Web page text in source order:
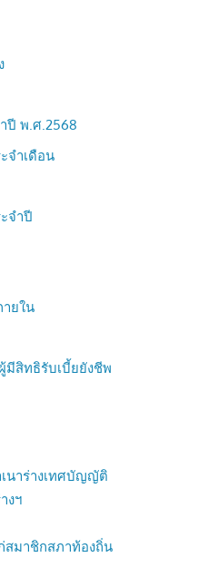
ปี พ.ศ.2568
จำเดือน
จำปี
ยใน
มีสิทธิรับเบี้ยยังชีพ
เนาร่างเทศบัญญัติ
งฯ
มาชิกสภาท้องถิ่น